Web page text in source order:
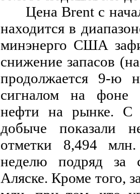
Цена Brent c
находится в
минэнерго США
снижение запасов
продолжается 9-ю
сигналом на фоне
нефти на рынке. С
добыче показали
отметки 8,494
неделю подряд за
Аляске. Кроме того,